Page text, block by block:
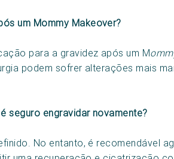
um Mommy Makeover?
para a gravidez após um M
podem sofrer alterações mais
seguro engravidar novamente?
No entanto, é recomendável